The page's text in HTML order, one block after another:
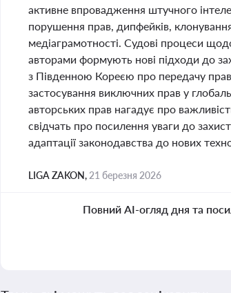
активне впровадження штучного
порушення прав, дипфейків,
медіаграмотності. Судові процеси
авторами формують нові підходи до
з Південною Кореєю про передачу прав
застосування виключних прав у
авторських прав нагадує про
свідчать про посилення уваги до
адаптації законодавства до нових
LIGA ZAKON, 21 березня 2026
Повний AI-огляд дня та